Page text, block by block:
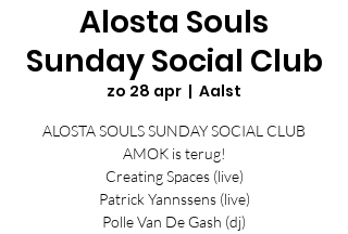
Alosta Souls
Sunday Social Club
zo 28 apr
  |
Aalst
ALOSTA SOULS SUNDAY SOCIAL CLUB
AMOK is terug!
Creating Spaces (live)
Patrick Yannssens (live)
Polle Van De Gash (dj)